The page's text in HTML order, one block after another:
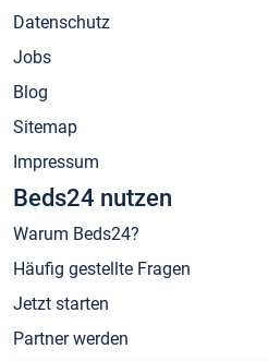
Datenschutz
Jobs
Blog
Sitemap
Impressum
Beds24 nutzen
Warum Beds24?
Häufig gestellte Fragen
Jetzt starten
Partner werden